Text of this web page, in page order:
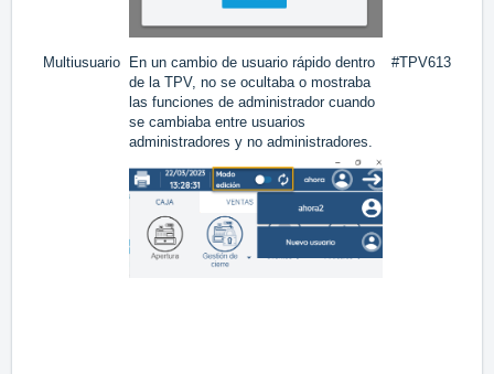
Multiusuario
En un cambio de usuario rápido dentro
de la TPV, no se ocultaba o mostraba
las funciones de administrador cuando
se cambiaba entre usuarios
administradores y no administradores.
#TPV613